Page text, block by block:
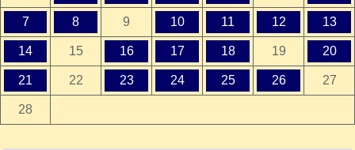
7 8 9 10 11 12 13
14 15 16 17 18 19 20
21 22 23 24 25 26 27
28